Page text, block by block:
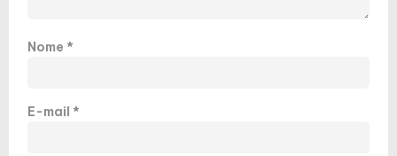
Nome *
E-mail *